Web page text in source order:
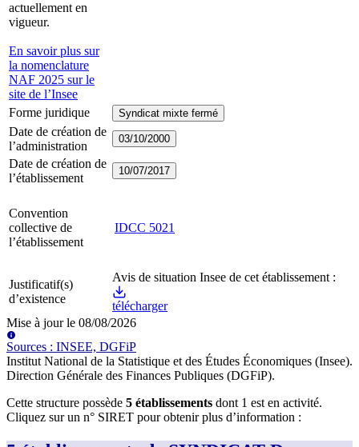
actuellement en
vigueur.
En savoir plus sur
la nomenclature
NAF 2025 sur le
site de l’Insee
Forme juridique Syndicat mixte fermé
Date de création de
l’administration
03/10/2000
Date de création de
l’établissement
10/07/2017
Convention
collective de
l’établissement
IDCC 5021
Justificatif(s)
d’existence
Avis de situation Insee de cet établissement :
télécharger
Mise à jour le 08/08/2026
Sources : INSEE, DGFiP
Institut National de la Statistique et des Études Économiques (Insee).
Direction Générale des Finances Publiques (DGFiP).
Cette structure possède 5 établissements dont 1 est en activité.
Cliquez sur un n° SIRET pour obtenir plus d’information :